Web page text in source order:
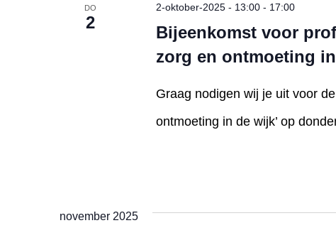
DO
2
Bijeenkomst voor
zorg en ontmoeting
2-oktober-2025 - 13:00- 17:00
Graag nodigen wij je uit voor
ontmoeting in de wijk’ op
november 2025